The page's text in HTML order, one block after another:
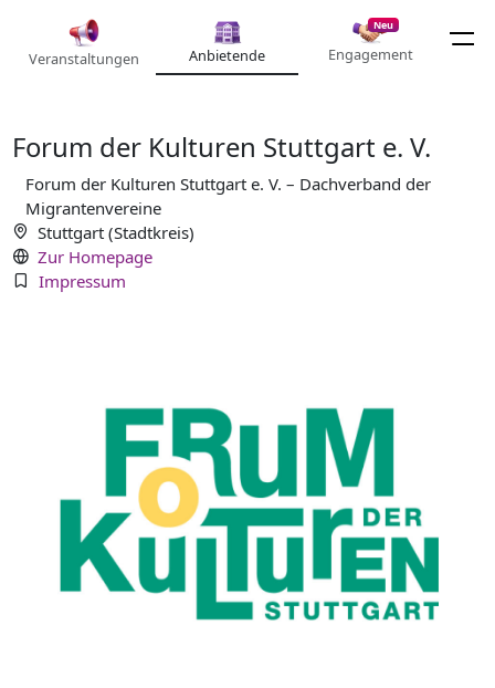
Veranstaltungen Anbietende
Neu
Engagement
Forum der Kulturen Stuttgart e. V.
Forum der Kulturen Stuttgart e. V. – Dachverband der
Migrantenvereine
Stuttgart (Stadtkreis)
Zur Homepage
Impressum